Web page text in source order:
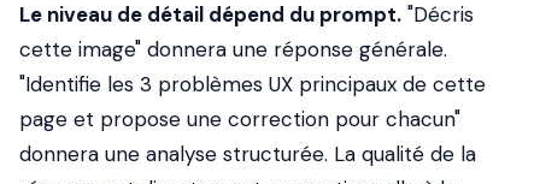
Le niveau de détail dépend du prompt. "Décris
cette image" donnera une réponse générale.
"Identifie les 3 problèmes UX principaux de cette
page et propose une correction pour chacun"
donnera une analyse structurée. La qualité de la